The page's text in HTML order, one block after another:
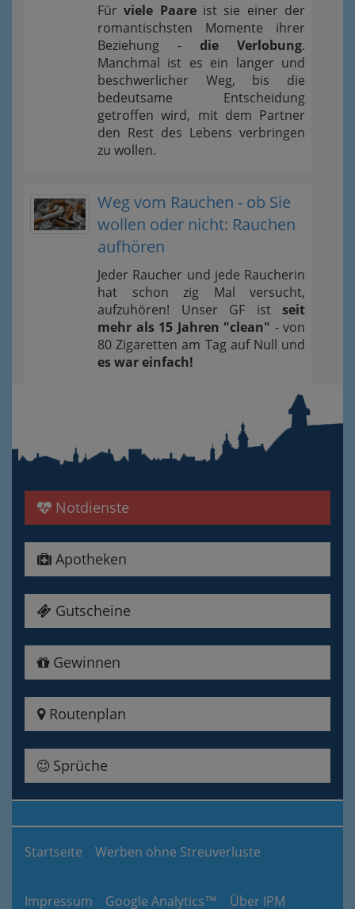
Fürviele Paareist sie einer der
romantischsten Momente ihrer
Beziehung - die Verlobung.
Manchmal ist es ein langer und
beschwerlicher Weg, bis die
bedeutsame Entscheidung
getroffen wird, mit dem Partner
den Rest des Lebens verbringen
zu wollen.
Weg vom Rauchen - ob Sie
wollen oder nicht: Rauchen
aufhören
Jeder Raucher und jede Raucherin
hat schon zig Mal versucht,
aufzuhören! Unser GF ist seit
mehr als 15 Jahren "clean" - von
80 Zigaretten am Tag auf Null und
es war einfach!
Notdienste
Apotheken
Gutscheine
Gewinnen
Routenplan
Sprüche
Startseite Werben ohne Streuverluste
Impressum Google Analytics™ Über IPM